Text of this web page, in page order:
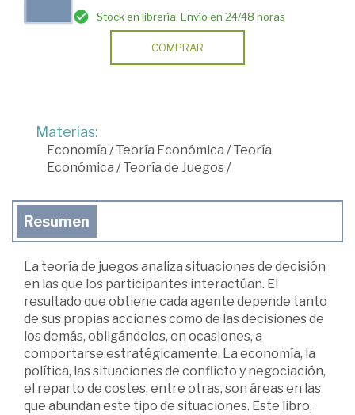
Stock en librería. Envío en 24/48 horas
COMPRAR
Materias:
Economía /Teoría Económica /Teoría
Económica /Teoría de Juegos/
Resumen
La teoría de juegos analiza situaciones de decisión
en las que los participantes interactúan. El
resultado que obtiene cada agente depende tanto
de sus propias acciones como de las decisiones de
los demás, obligándoles, en ocasiones, a
comportarse estratégicamente. La economía, la
política, las situaciones de conflicto y negociación,
el reparto de costes, entre otras, son áreas en las
que abundan este tipo de situaciones. Este libro,